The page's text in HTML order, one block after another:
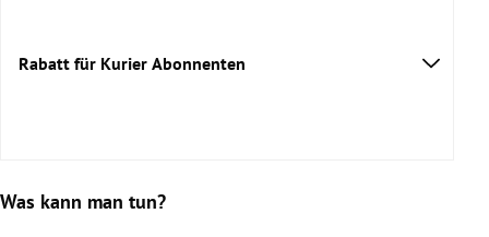
Rabatt für Kurier Abonnenten
Was kann man tun?